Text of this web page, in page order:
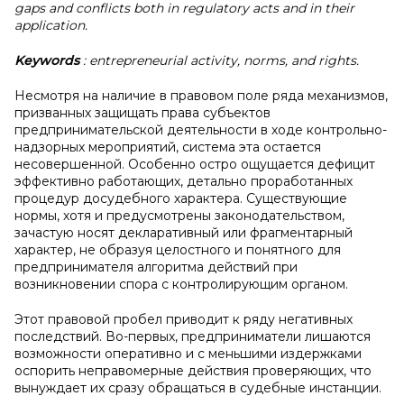
gaps and conflicts both in regulatory acts and in their
application.
Keywords: entrepreneurial activity, norms, and rights.
Несмотря на наличие в правовом поле ряда механизмов,
призванных защищать права субъектов
предпринимательской деятельности в ходе контрольно-
надзорных мероприятий, система эта остается
несовершенной. Особенно остро ощущается дефицит
эффективно работающих, детально проработанных
процедур досудебного характера. Существующие
нормы, хотя и предусмотрены законодательством,
зачастую носят декларативный или фрагментарный
характер, не образуя целостного и понятного для
предпринимателя алгоритма действий при
возникновении спора с контролирующим органом.
Этот правовой пробел приводит к ряду негативных
последствий. Во-первых, предприниматели лишаются
возможности оперативно и с меньшими издержками
оспорить неправомерные действия проверяющих, что
вынуждает их сразу обращаться в судебные инстанции.